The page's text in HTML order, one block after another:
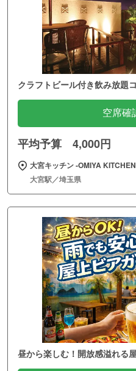
クラフトビール付き飲み放題
空席確
平均予算 4,000円
大宮キッチン ‐OMIYA
大宮駅／埼玉県
昼から楽しむ！開放感溢れる